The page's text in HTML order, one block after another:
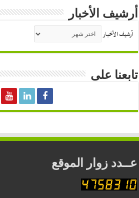
أرشيف الأخبار
أرشيف الأخبار
تابعنا على
عــدد زوار الموقع